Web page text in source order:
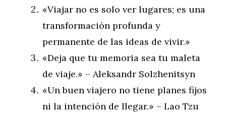
«Viajar no es solo ver lugares; es una
transformación profunda y
permanente de las ideas de vivir.»
«Deja que tu memoria sea tu maleta
de viaje.» – Aleksandr Solzhenitsyn
«Un buen viajero no tiene planes fijos
ni la intención de llegar.» – Lao Tzu